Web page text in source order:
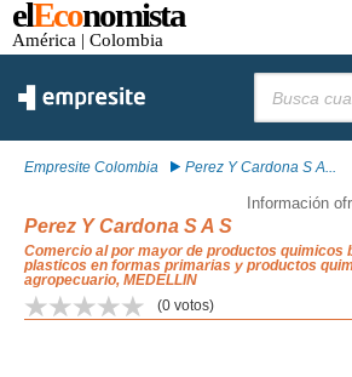
elEconomista
América | Colombia
Empresite Colombia Perez Y Cardona S A...
Información
Perez Y Cardona S A S
Comercio al por mayor de productos quimicos
plasticos en formas primarias y productos
agropecuario, MEDELLIN
(0 votos)